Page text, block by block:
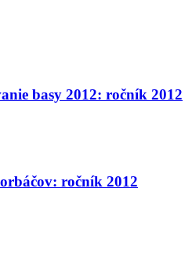
basy 2012: ročník 2012
ročník 2012